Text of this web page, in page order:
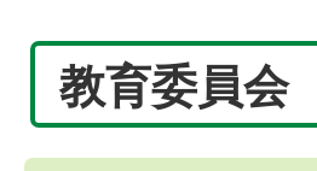
教育委員会